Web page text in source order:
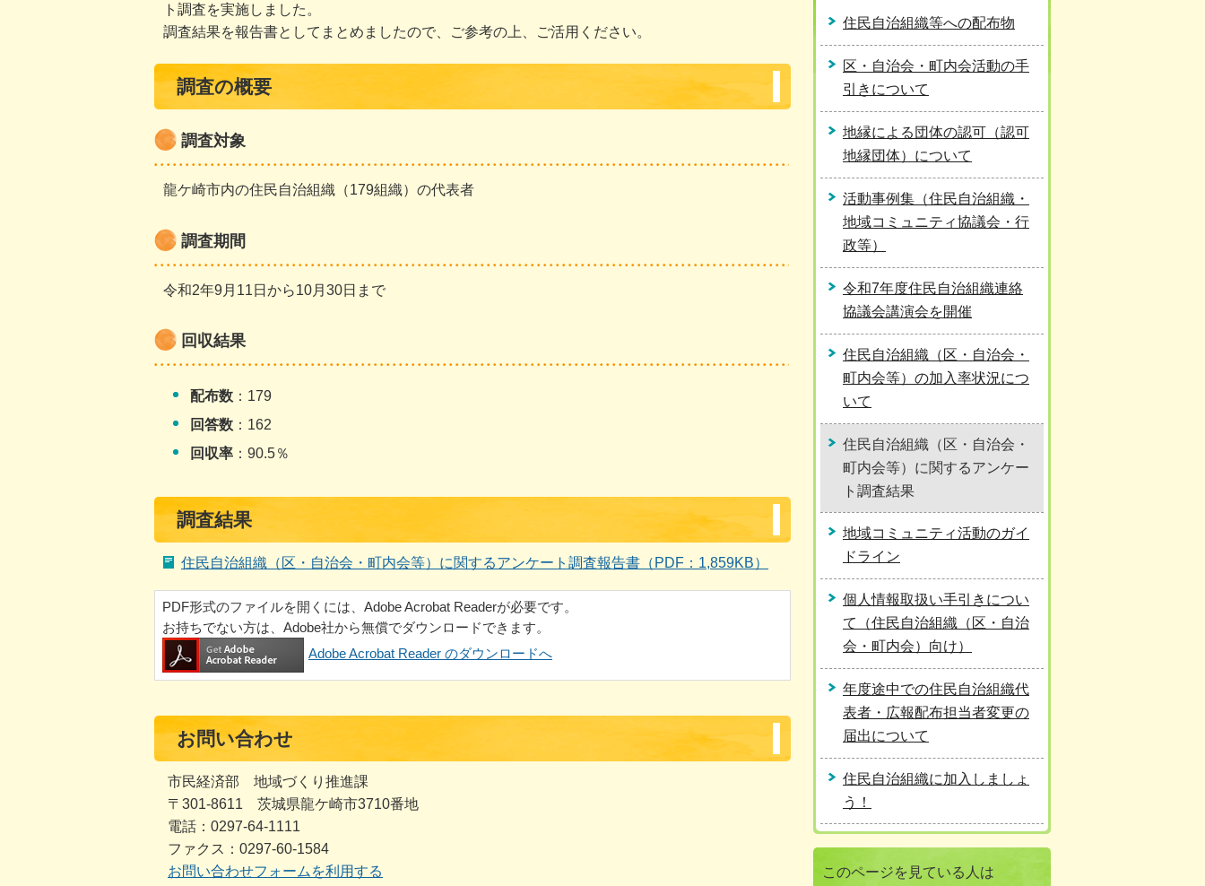
ト調査を実施しました。
調査結果を報告書としてまとめましたので、ご参考の上、ご活用ください。
調査の概要
調査対象
龍ケ崎市内の住民自治組織（179組織）の代表者
調査期間
令和2年9月11日から10月30日まで
回収結果
配布数 ：179
回答数 ：162
回収率 ：90.5％
調査結果
住民自治組織（区・自治会・町内会等）に関するアンケート調査報告書（PDF：1,859KB）
PDF形式のファイルを開くには、Adobe Acrobat Readerが必要です。
お持ちでない方は、Adobe社から無償でダウンロードできます。
Adobe Acrobat Reader のダウンロードへ
お問い合わせ
市民経済部 地域づくり推進課
〒301-8611 茨城県龍ケ崎市3710番地
電話：0297-64-1111
ファクス：0297-60-1584
お問い合わせフォームを利用する
住民自治組織等への配布物
区・自治会・町内会活動の手
引きについて
地縁による団体の認可（認可
地縁団体）について
活動事例集（住民自治組織・
地域コミュニティ協議会・行
政等）
令和7年度住民自治組織連絡
協議会講演会を開催
住民自治組織（区・自治会・
町内会等）の加入率状況につ
いて
住民自治組織（区・自治会・
町内会等）に関するアンケー
ト調査結果
地域コミュニティ活動のガイ
ドライン
個人情報取扱い手引きについ
て（住民自治組織（区・自治
会・町内会）向け）
年度途中での住民自治組織代
表者・広報配布担当者変更の
届出について
住民自治組織に加入しましょ
う！
このページを見ている人は